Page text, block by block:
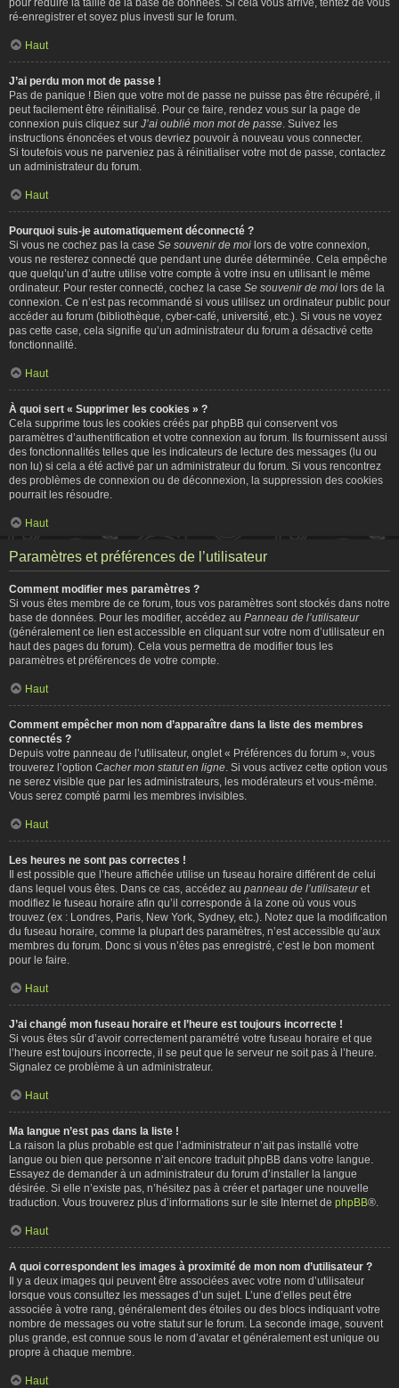
ré-enregistrer et soyez plus investi sur le forum.
Haut
J’ai perdu mon mot de passe !
Pas de panique ! Bien que votre mot de passe ne puisse pas être récupéré, il
peut facilement être réinitialisé. Pour ce faire, rendez vous sur la page de
connexion puis cliquez sur J’ai oublié mon mot de passe . Suivez les
instructions énoncées et vous devriez pouvoir à nouveau vous connecter.
Si toutefois vous ne parveniez pas à réinitialiser votre mot de passe, contactez
un administrateur du forum.
Haut
Pourquoi suis-je automatiquement déconnecté ?
Si vous ne cochez pas la case Se souvenir de moi lors de votre connexion,
vous ne resterez connecté que pendant une durée déterminée. Cela empêche
que quelqu’un d’autre utilise votre compte à votre insu en utilisant le même
ordinateur. Pour rester connecté, cochez la case Se souvenir de moi lors de la
connexion. Ce n’est pas recommandé si vous utilisez un ordinateur public pour
accéder au forum (bibliothèque, cyber-café, université, etc.). Si vous ne voyez
pas cette case, cela signifie qu’un administrateur du forum a désactivé cette
fonctionnalité.
Haut
À quoi sert « Supprimer les cookies » ?
Cela supprime tous les cookies créés par phpBB qui conservent vos
paramètres d’authentification et votre connexion au forum. Ils fournissent aussi
des fonctionnalités telles que les indicateurs de lecture des messages (lu ou
non lu) si cela a été activé par un administrateur du forum. Si vous rencontrez
des problèmes de connexion ou de déconnexion, la suppression des cookies
pourrait les résoudre.
Haut
Paramètres et préférences de l’utilisateur
Comment modifier mes paramètres ?
Si vous êtes membre de ce forum, tous vos paramètres sont stockés dans notre
base de données. Pour les modifier, accédez au Panneau de l’utilisateur
(généralement ce lien est accessible en cliquant sur votre nom d’utilisateur en
haut des pages du forum). Cela vous permettra de modifier tous les
paramètres et préférences de votre compte.
Haut
Comment empêcher mon nom d’apparaître dans la liste des membres
connectés ?
Depuis votre panneau de l’utilisateur, onglet « Préférences du forum », vous
trouverez l’option Cacher mon statut en ligne . Si vous activez cette option vous
ne serez visible que par les administrateurs, les modérateurs et vous-même.
Vous serez compté parmi les membres invisibles.
Haut
Les heures ne sont pas correctes !
Il est possible que l’heure affichée utilise un fuseau horaire différent de celui
dans lequel vous êtes. Dans ce cas, accédez au panneau de l’utilisateuret
modifiez le fuseau horaire afin qu’il corresponde à la zone où vous vous
trouvez (ex : Londres, Paris, New York, Sydney, etc.). Notez que la modification
du fuseau horaire, comme la plupart des paramètres, n’est accessible qu’aux
membres du forum. Donc si vous n’êtes pas enregistré, c’est le bon moment
pour le faire.
Haut
J’ai changé mon fuseau horaire et l’heure est toujours incorrecte !
Si vous êtes sûr d’avoir correctement paramétré votre fuseau horaire et que
l’heure est toujours incorrecte, il se peut que le serveur ne soit pas à l’heure.
Signalez ce problème à un administrateur.
Haut
Ma langue n’est pas dans la liste !
La raison la plus probable est que l’administrateur n’ait pas installé votre
langue ou bien que personne n’ait encore traduit phpBB dans votre langue.
Essayez de demander à un administrateur du forum d’installer la langue
désirée. Si elle n’existe pas, n’hésitez pas à créer et partager une nouvelle
traduction. Vous trouverez plus d’informations sur le site Internet de phpBB®.
Haut
A quoi correspondent les images à proximité de mon nom d’utilisateur ?
Il y a deux images qui peuvent être associées avec votre nom d’utilisateur
lorsque vous consultez les messages d’un sujet. L’une d’elles peut être
associée à votre rang, généralement des étoiles ou des blocs indiquant votre
nombre de messages ou votre statut sur le forum. La seconde image, souvent
plus grande, est connue sous le nom d’avatar et généralement est unique ou
propre à chaque membre.
Haut